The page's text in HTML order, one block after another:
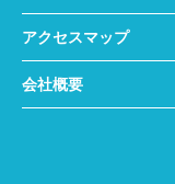
アクセスマップ
会社概要